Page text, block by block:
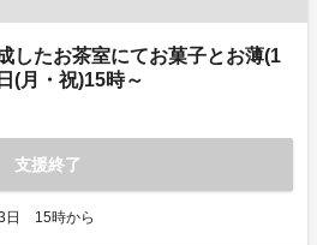
したお茶室にてお菓子とお薄(1
(月・祝)15時～
支援終了
日 15時から